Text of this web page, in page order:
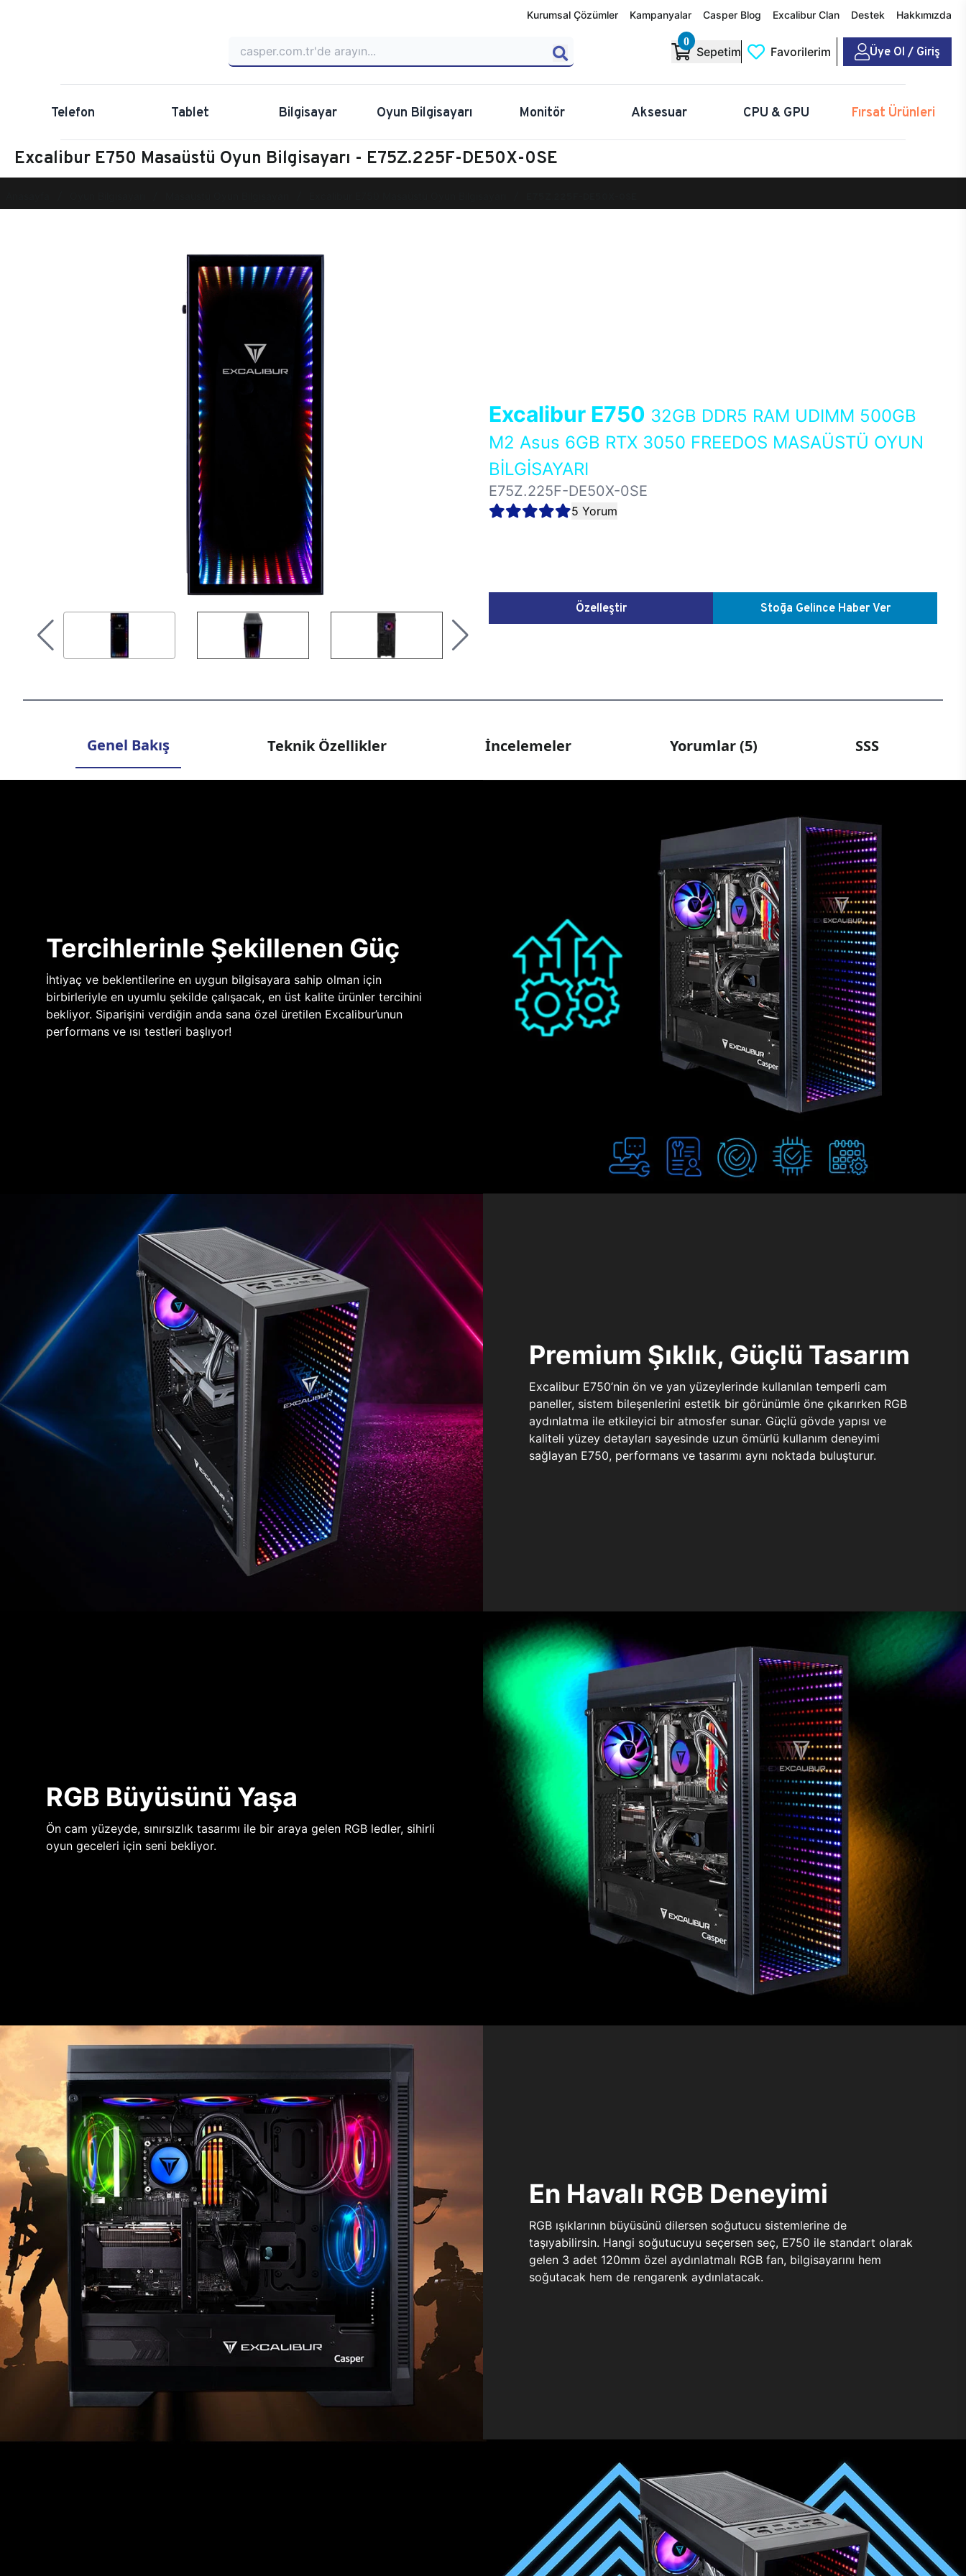
Kurumsal Çözümler Kampanyalar Casper Blog Excalibur Clan Destek Hakkımızda
0
Sepetim Favorilerim Üye Ol / Giriş
Telefon Tablet Bilgisayar Oyun Bilgisayarı Monitör Aksesuar CPU & GPU Fırsat Ürünleri
Excalibur E750 Masaüstü Oyun Bilgisayarı - E75Z.225F-DE50X-0SE
Excalibur E750 32GB DDR5 RAM UDIMM 500GB
M2 Asus 6GB RTX 3050 FREEDOS MASAÜSTÜ OYUN
BİLGİSAYARI
E75Z.225F-DE50X-0SE
5 Yorum
Özelleştir Stoğa Gelince Haber Ver
Genel Bakış Teknik Özellikler İncelemeler Yorumlar (5) SSS
Tercihlerinle Şekillenen Güç
İhtiyaç ve beklentilerine en uygun bilgisayara sahip olman için
birbirleriyle en uyumlu şekilde çalışacak, en üst kalite ürünler tercihini
bekliyor. Siparişini verdiğin anda sana özel üretilen Excalibur’unun
performans ve ısı testleri başlıyor!
Premium Şıklık, Güçlü Tasarım
Excalibur E750’nin ön ve yan yüzeylerinde kullanılan temperli cam
paneller, sistem bileşenlerini estetik bir görünümle öne çıkarırken RGB
aydınlatma ile etkileyici bir atmosfer sunar. Güçlü gövde yapısı ve
kaliteli yüzey detayları sayesinde uzun ömürlü kullanım deneyimi
sağlayan E750, performans ve tasarımı aynı noktada buluşturur.
RGB Büyüsünü Yaşa
Ön cam yüzeyde, sınırsızlık tasarımı ile bir araya gelen RGB ledler, sihirli
oyun geceleri için seni bekliyor.
En Havalı RGB Deneyimi
RGB ışıklarının büyüsünü dilersen soğutucu sistemlerine de
taşıyabilirsin. Hangi soğutucuyu seçersen seç, E750 ile standart olarak
gelen 3 adet 120mm özel aydınlatmalı RGB fan, bilgisayarını hem
soğutacak hem de rengarenk aydınlatacak.